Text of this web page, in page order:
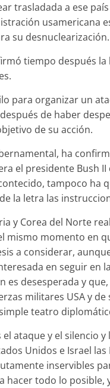
trasladada a ese
usamericana
su desnuclearización.
tiempo después
para organizar un
de haber
de su acción.
ha
el presidente Bush
tampoco ha
la letra las
y Corea del Norte
mismo momento en
a considerar,
en seguir en
es desesperada y
militares USA y
teatro
ataque y el silencio
Unidos e Israel
inservibles
hacer todo lo